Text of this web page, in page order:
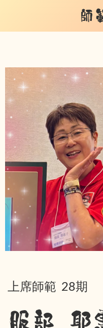
師
上席師範 28期
服部 耶